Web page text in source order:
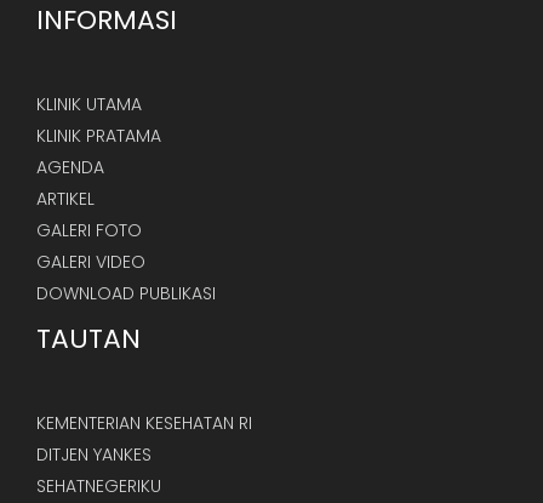
INFORMASI
KLINIK UTAMA
KLINIK PRATAMA
AGENDA
ARTIKEL
GALERI FOTO
GALERI VIDEO
DOWNLOAD PUBLIKASI
TAUTAN
KEMENTERIAN KESEHATAN RI
DITJEN YANKES
SEHATNEGERIKU